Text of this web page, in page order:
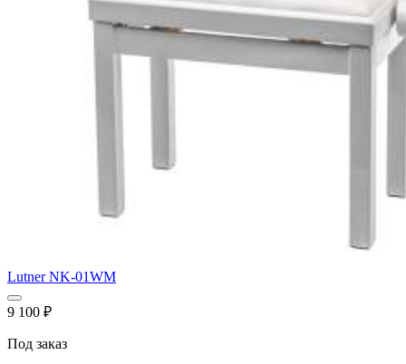
Lutner NK-01WM
9 100 ₽
Под заказ